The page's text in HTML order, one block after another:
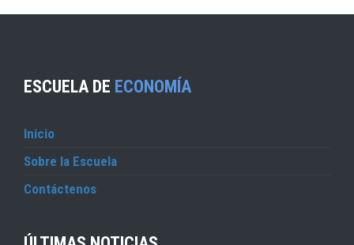
ESCUELA DE ECONOMÍA
Inicio
Sobre la Escuela
Contáctenos